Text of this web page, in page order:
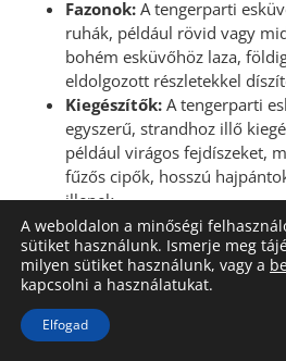
Fazonok: A tengerparti
ruhák, például rövid vagy
bohém esküvőhöz laza,
eldolgozott részletekkel
Kiegészítők: A tengerparti
egyszerű, strandhoz illő
például virágos fejdíszeket,
fűzős cipők, hosszú
illenek.
Mindezek alapján könnyen
koszorúslányok számára a
tökéletesen illeszkedik az esküvő
legfontosabb, hogy a választott
alkossanak a menyasszonyi ruha
között, miközben a koszorúslányok
A weboldalon a minőségi
sütiket használunk. Ismerje meg
milyen sütiket használunk, vagy a
kapcsolni a használatukat.
Elfogad